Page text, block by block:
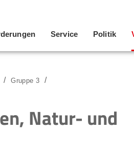
Service Politik
Gruppe 3
Natur- und